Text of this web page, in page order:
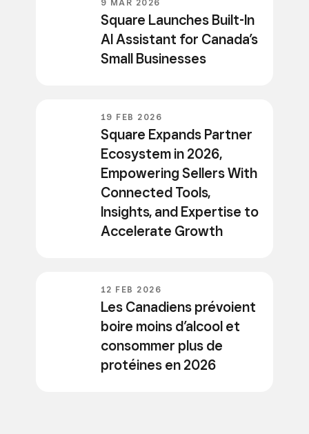
9 MAR 2026
Square Launches Built-In
AI Assistant for Canada’s
Small Businesses
19 FEB 2026
Square Expands Partner
Ecosystem in 2026,
Empowering Sellers With
Connected Tools,
Insights, and Expertise to
Accelerate Growth
12 FEB 2026
Les Canadiens prévoient
boire moins d’alcool et
consommer plus de
protéines en 2026